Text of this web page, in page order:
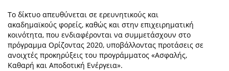
Tο δίκτυο απευθύνεται σε ερευνητικούς και
ακαδημαϊκούς φορείς, καθώς και στην επιχειρηματική
κοινότητα, που ενδιαφέρονται να συμμετάσχουν στο
πρόγραμμα Ορίζοντας 2020, υποβάλλοντας προτάσεις σε
ανοιχτές προκηρύξεις του προγράμματος «Ασφαλής,
Καθαρή και Αποδοτική Ενέργεια».